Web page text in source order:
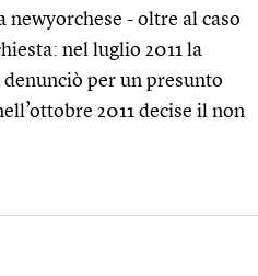
newyorchese - oltre al caso
nel luglio 2011 la
per un presunto
2011 decise il non